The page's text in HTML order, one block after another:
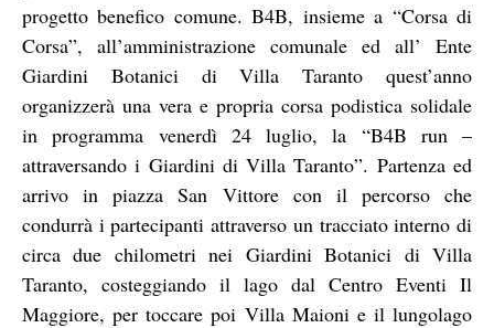
progetto benefico comune. B4B, insieme a “Corsa di
Corsa”, all’amministrazione comunale ed all’ Ente
Giardini Botanici di Villa Taranto quest’anno
organizzerà una vera e propria corsa podistica solidale
in programma venerdì 24 luglio, la “B4B run –
attraversando i Giardini di Villa Taranto”. Partenza ed
arrivo in piazza San Vittore con il percorso che
condurrà i partecipanti attraverso un tracciato interno di
circa due chilometri nei Giardini Botanici di Villa
Taranto, costeggiando il lago dal Centro Eventi Il
Maggiore, per toccare poi Villa Maioni e il lungolago